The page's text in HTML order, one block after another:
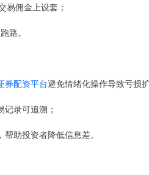
易佣金上设套；
路。
券配资平台避免情绪化操作导致亏损
录可追溯；
助投资者降低信息差。